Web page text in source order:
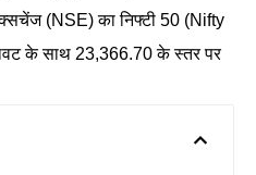
(NSE) का निफ्टी 50 (Nifty
के साथ 23,366.70 के स्तर पर